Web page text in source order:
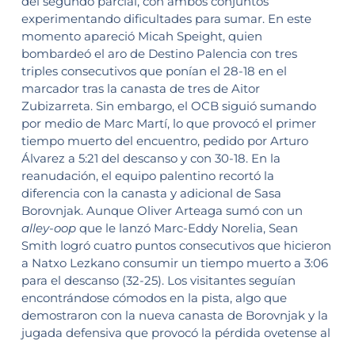
experimentando dificultades para sumar. En este
momento apareció Micah Speight, quien
bombardeó el aro de Destino Palencia con tres
triples consecutivos que ponían el 28-18 en el
marcador tras la canasta de tres de Aitor
Zubizarreta. Sin embargo, el OCB siguió sumando
por medio de Marc Martí, lo que provocó el primer
tiempo muerto del encuentro, pedido por Arturo
Álvarez a 5:21 del descanso y con 30-18. En la
reanudación, el equipo palentino recortó la
diferencia con la canasta y adicional de Sasa
Borovnjak. Aunque Oliver Arteaga sumó con un
alley-oopque le lanzó Marc-Eddy Norelia, Sean
Smith logró cuatro puntos consecutivos que hicieron
a Natxo Lezkano consumir un tiempo muerto a 3:06
para el descanso (32-25). Los visitantes seguían
encontrándose cómodos en la pista, algo que
demostraron con la nueva canasta de Borovnjak y la
jugada defensiva que provocó la pérdida ovetense al